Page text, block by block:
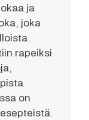
ja
joka
rapeiksi
on